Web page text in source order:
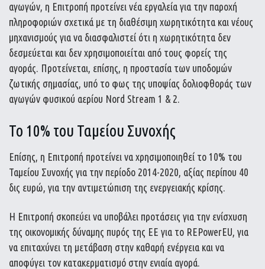
αγωγών, η Επιτροπή προτείνει νέα εργαλεία για την παροχή
πληροφοριών σχετικά με τη διαθέσιμη χωρητικότητα και νέους
μηχανισμούς για να διασφαλιστεί ότι η χωρητικότητα δεν
δεσμεύεται και δεν χρησιμοποιείται από τους φορείς της
αγοράς. Προτείνεται, επίσης, η προστασία των υποδομών
ζωτικής σημασίας, υπό το φως της υποψίας δολιοφθοράς των
αγωγών φυσικού αερίου Nord Stream 1 & 2.
Το 10% του Ταμείου Συνοχής
Επίσης, η Επιτροπή προτείνει να χρησιμοποιηθεί το 10% του
Ταμείου Συνοχής για την περίοδο 2014-2020, αξίας περίπου 40
δις ευρώ, για την αντιμετώπιση της ενεργειακής κρίσης.
Η Επιτροπή σκοπεύει να υποβάλει προτάσεις για την ενίσχυση
της οικονομικής δύναμης πυρός της ΕΕ για το REPowerEU, για
να επιταχύνει τη μετάβαση στην καθαρή ενέργεια και να
αποφύγει τον κατακερματισμό στην ενιαία αγορά.